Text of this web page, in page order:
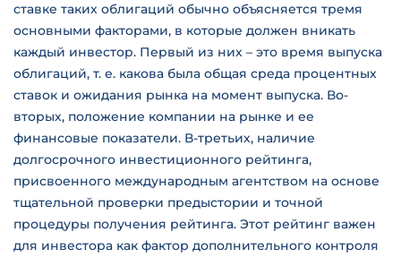
ставке таких облигаций обычно объясняется тремя
основными факторами, в которые должен вникать
каждый инвестор. Первый из них – это время выпуска
облигаций, т. е. какова была общая среда процентных
ставок и ожидания рынка на момент выпуска. Во-
вторых, положение компании на рынке и ее
финансовые показатели. В-третьих, наличие
долгосрочного инвестиционного рейтинга,
присвоенного международным агентством на основе
тщательной проверки предыстории и точной
процедуры получения рейтинга. Этот рейтинг важен
для инвестора как фактор дополнительного контроля